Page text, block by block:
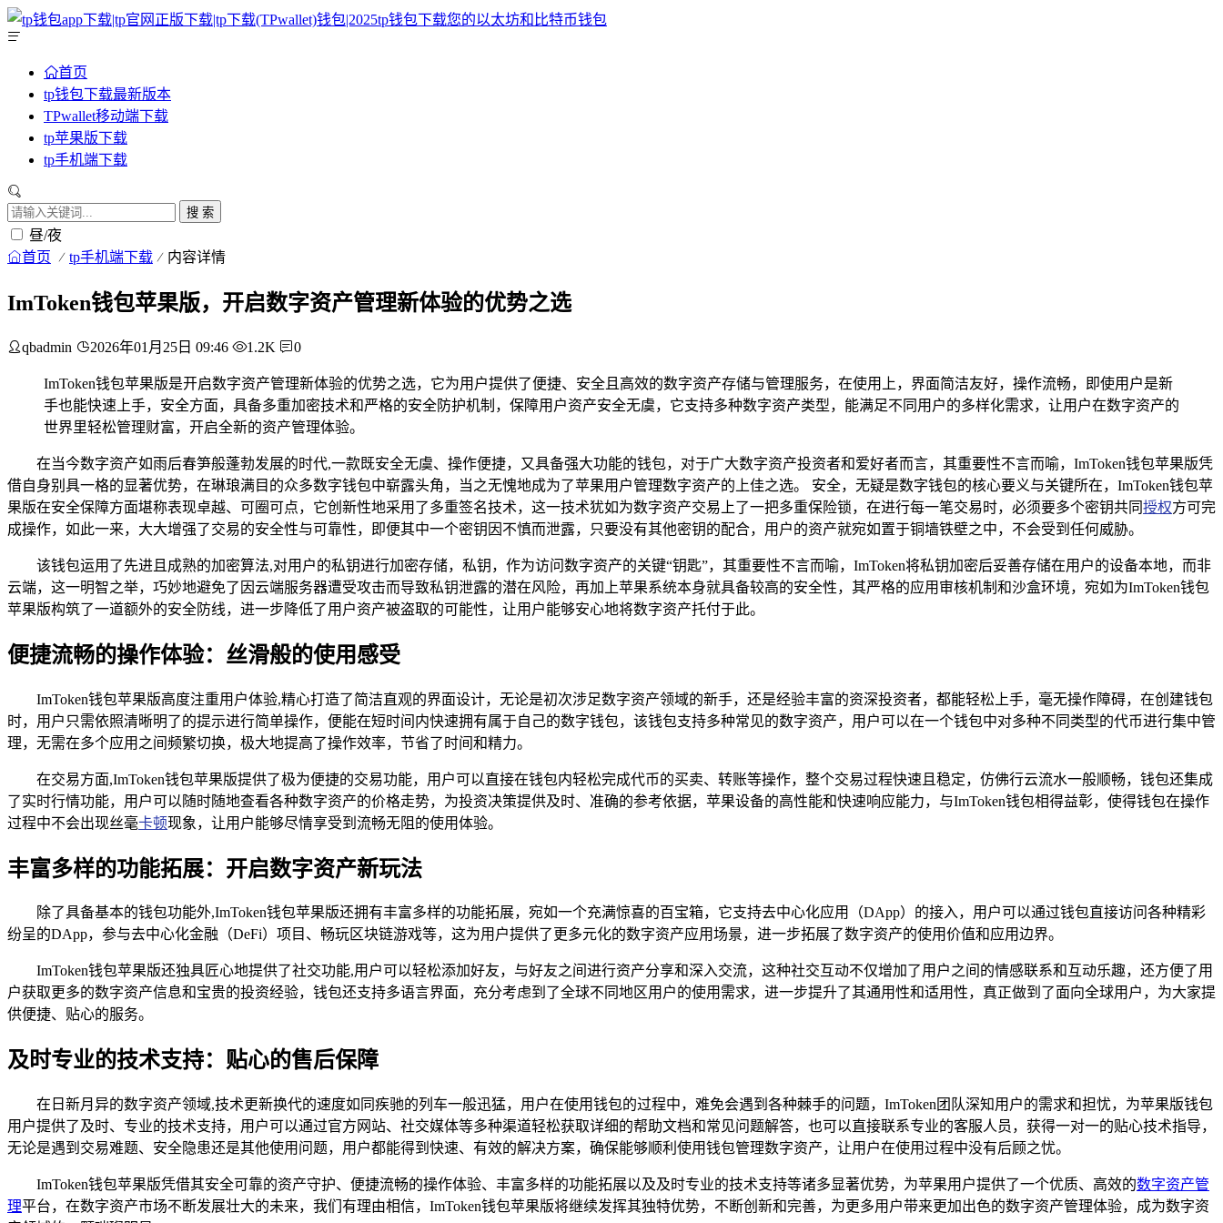
首页
tp钱包下载最新版本
TPwallet移动端下载
tp苹果版下载
tp手机端下载
搜 索
昼/夜
首页 tp手机端下载 内容详情
ImToken钱包苹果版，开启数字资产管理新体验的优势之选
qbadmin 2026年01月25日 09:46 1.2K 0
ImToken钱包苹果版是开启数字资产管理新体验的优势之选，它为用户提供了便捷、安全且高效的数字资产存储与管理服务，在使用上，界面简洁友好，操作流畅，即使用户是新
手也能快速上手，安全方面，具备多重加密技术和严格的安全防护机制，保障用户资产安全无虞，它支持多种数字资产类型，能满足不同用户的多样化需求，让用户在数字资产的
世界里轻松管理财富，开启全新的资产管理体验。
在当今数字资产如雨后春笋般蓬勃发展的时代,一款既安全无虞、操作便捷，又具备强大功能的钱包，对于广大数字资产投资者和爱好者而言，其重要性不言而喻，ImToken钱包苹果版凭
借自身别具一格的显著优势，在琳琅满目的众多数字钱包中崭露头角，当之无愧地成为了苹果用户管理数字资产的上佳之选。 安全，无疑是数字钱包的核心要义与关键所在，ImToken钱包苹
果版在安全保障方面堪称表现卓越、可圈可点，它创新性地采用了多重签名技术，这一技术犹如为数字资产交易上了一把多重保险锁，在进行每一笔交易时，必须要多个密钥共同授权方可完
成操作，如此一来，大大增强了交易的安全性与可靠性，即便其中一个密钥因不慎而泄露，只要没有其他密钥的配合，用户的资产就宛如置于铜墙铁壁之中，不会受到任何威胁。
该钱包运用了先进且成熟的加密算法,对用户的私钥进行加密存储，私钥，作为访问数字资产的关键“钥匙”，其重要性不言而喻，ImToken将私钥加密后妥善存储在用户的设备本地，而非
云端，这一明智之举，巧妙地避免了因云端服务器遭受攻击而导致私钥泄露的潜在风险，再加上苹果系统本身就具备较高的安全性，其严格的应用审核机制和沙盒环境，宛如为ImToken钱包
苹果版构筑了一道额外的安全防线，进一步降低了用户资产被盗取的可能性，让用户能够安心地将数字资产托付于此。
便捷流畅的操作体验：丝滑般的使用感受
ImToken钱包苹果版高度注重用户体验,精心打造了简洁直观的界面设计，无论是初次涉足数字资产领域的新手，还是经验丰富的资深投资者，都能轻松上手，毫无操作障碍，在创建钱包
时，用户只需依照清晰明了的提示进行简单操作，便能在短时间内快速拥有属于自己的数字钱包，该钱包支持多种常见的数字资产，用户可以在一个钱包中对多种不同类型的代币进行集中管
理，无需在多个应用之间频繁切换，极大地提高了操作效率，节省了时间和精力。
在交易方面,ImToken钱包苹果版提供了极为便捷的交易功能，用户可以直接在钱包内轻松完成代币的买卖、转账等操作，整个交易过程快速且稳定，仿佛行云流水一般顺畅，钱包还集成
了实时行情功能，用户可以随时随地查看各种数字资产的价格走势，为投资决策提供及时、准确的参考依据，苹果设备的高性能和快速响应能力，与ImToken钱包相得益彰，使得钱包在操作
过程中不会出现丝毫卡顿现象，让用户能够尽情享受到流畅无阻的使用体验。
丰富多样的功能拓展：开启数字资产新玩法
除了具备基本的钱包功能外,ImToken钱包苹果版还拥有丰富多样的功能拓展，宛如一个充满惊喜的百宝箱，它支持去中心化应用（DApp）的接入，用户可以通过钱包直接访问各种精彩
纷呈的DApp，参与去中心化金融（DeFi）项目、畅玩区块链游戏等，这为用户提供了更多元化的数字资产应用场景，进一步拓展了数字资产的使用价值和应用边界。
ImToken钱包苹果版还独具匠心地提供了社交功能,用户可以轻松添加好友，与好友之间进行资产分享和深入交流，这种社交互动不仅增加了用户之间的情感联系和互动乐趣，还方便了用
户获取更多的数字资产信息和宝贵的投资经验，钱包还支持多语言界面，充分考虑到了全球不同地区用户的使用需求，进一步提升了其通用性和适用性，真正做到了面向全球用户，为大家提
供便捷、贴心的服务。
及时专业的技术支持：贴心的售后保障
在日新月异的数字资产领域,技术更新换代的速度如同疾驰的列车一般迅猛，用户在使用钱包的过程中，难免会遇到各种棘手的问题，ImToken团队深知用户的需求和担忧，为苹果版钱包
用户提供了及时、专业的技术支持，用户可以通过官方网站、社交媒体等多种渠道轻松获取详细的帮助文档和常见问题解答，也可以直接联系专业的客服人员，获得一对一的贴心技术指导，
无论是遇到交易难题、安全隐患还是其他使用问题，用户都能得到快速、有效的解决方案，确保能够顺利使用钱包管理数字资产，让用户在使用过程中没有后顾之忧。
ImToken钱包苹果版凭借其安全可靠的资产守护、便捷流畅的操作体验、丰富多样的功能拓展以及及时专业的技术支持等诸多显著优势，为苹果用户提供了一个优质、高效的数字资产管
理平台，在数字资产市场不断发展壮大的未来，我们有理由相信，ImToken钱包苹果版将继续发挥其独特优势，不断创新和完善，为更多用户带来更加出色的数字资产管理体验，成为数字资